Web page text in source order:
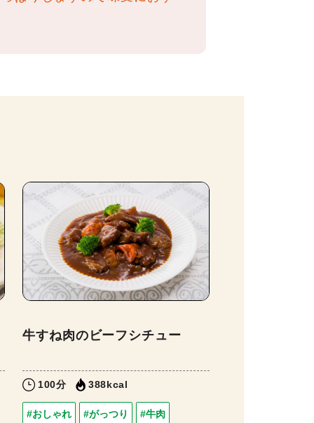
牛すね肉のビーフシチュー
100分 388kcal
#おしゃれ #がっつり #牛肉